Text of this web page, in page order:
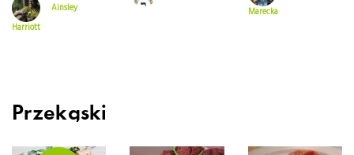
Ainsley
Harriott
Marecka
Przekąski